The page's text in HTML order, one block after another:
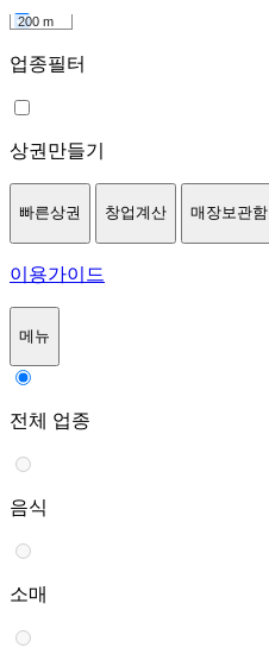
200 m
업종필터
상권만들기
빠른상권 창업계산 매장보관함
이용가이드
메뉴
전체 업종
음식
소매